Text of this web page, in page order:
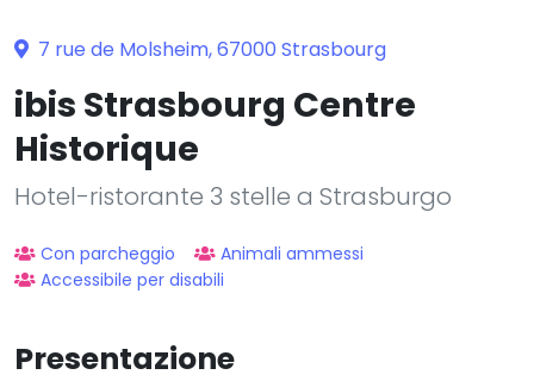
7 rue de Molsheim, 67000 Strasbourg
ibis Strasbourg Centre
Historique
Hotel-ristorante 3 stelle a Strasburgo
Con parcheggio
Animali ammessi
Accessibile per disabili
Presentazione